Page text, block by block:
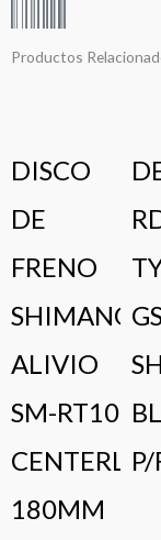
S/
Productos
DISCO
DE
FRENO
SHIMANO
ALIVIO
SM-RT10
180MM
P/